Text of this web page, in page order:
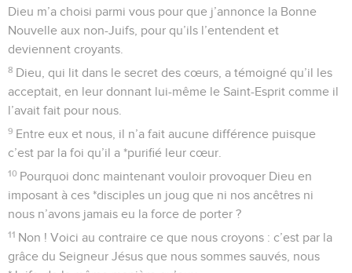
Dieu m’a choisi parmi vous pour que j’annonce la Bonne
Nouvelle aux non-Juifs, pour qu’ils l’entendent et
deviennent croyants.
8 Dieu, qui lit dans le secret des cœurs, a témoigné qu’il les
acceptait, en leur donnant lui-même le Saint-Esprit comme il
l’avait fait pour nous.
9 Entre eux et nous, il n’a fait aucune différence puisque
c’est par la foi qu’il a *purifié leur cœur.
10 Pourquoi donc maintenant vouloir provoquer Dieu en
imposant à ces *disciples un joug que ni nos ancêtres ni
nous n’avons jamais eu la force de porter ?
11 Non ! Voici au contraire ce que nous croyons : c’est par la
grâce du Seigneur Jésus que nous sommes sauvés, nous